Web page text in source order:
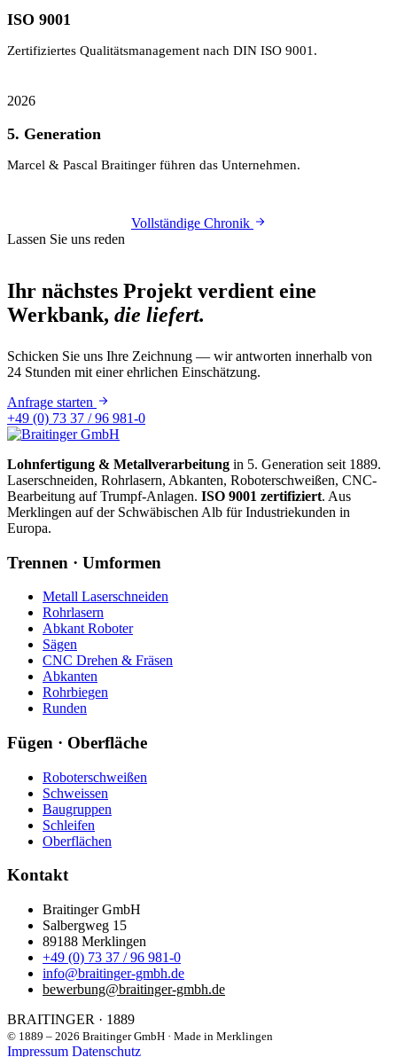
ISO 9001
Zertifiziertes Qualitäts­management nach DIN ISO 9001.
2026
5. Generation
Marcel & Pascal Braitinger führen das Unternehmen.
Vollständige Chronik
Lassen Sie uns reden
Ihr nächstes Projekt verdient eine
Werkbank, die liefert.
Schicken Sie uns Ihre Zeichnung — wir antworten innerhalb von
24 Stunden mit einerehrlichen Einschätzung.
Anfrage starten
+49 (0) 73 37 / 96 981-0
Lohnfertigung & Metall­verarbeitung in 5. Generation seit 1889.
Laserschneiden, Rohrlasern, Abkanten, Roboterschweißen, CNC-
Bearbeitung auf Trumpf-Anlagen. ISO 9001 zertifiziert. Aus
Merklingen auf der Schwäbischen Alb für Industriekunden in
Europa.
Trennen · Umformen
Metall Laserschneiden
Rohrlasern
Abkant Roboter
Sägen
CNC Drehen & Fräsen
Abkanten
Rohrbiegen
Runden
Fügen · Oberfläche
Roboterschweißen
Schweissen
Baugruppen
Schleifen
Oberflächen
Kontakt
Braitinger GmbH
Salbergweg 15
89188 Merklingen
+49 (0) 73 37 / 96 981-0
info@braitinger-gmbh.de
bewerbung@braitinger-gmbh.de
BRAITINGER · 1889
© 1889 – 2026 Braitinger GmbH · Made in Merklingen
Impressum Datenschutz